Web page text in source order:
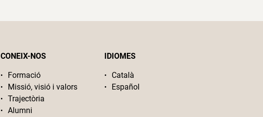
CONEIX-NOS
Formació
Missió, visió i valors
Trajectòria
Alumni
IDIOMES
Català
Español